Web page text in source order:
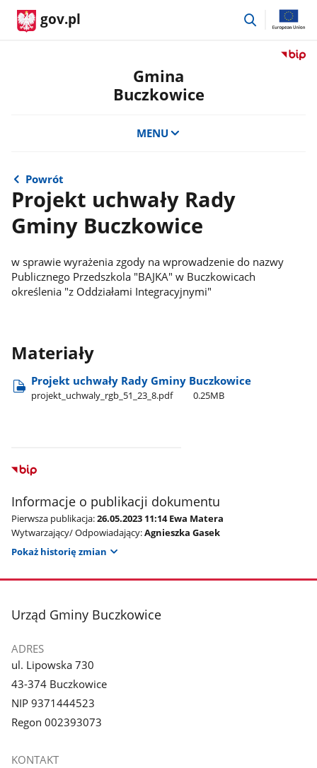
gov.pl
przejdź
Przejdź
Gmina
Buczkowice
MENU
Powrót
Projekt uchwały Rady
Gminy Buczkowice
w sprawie wyrażenia zgody na wprowadzenie do nazwy
Publicznego Przedszkola "BAJKA" w Buczkowicach
określenia "z Oddziałami Integracyjnymi"
Materiały
Projekt uchwały Rady Gminy Buczkowice
projekt​_uchwaly​_rgb​_51​_23​_8.pdf 0.25MB
Informacje o publikacji dokumentu
Pierwsza publikacja:26.05.2023 11:14 Ewa Matera
Wytwarzający/ Odpowiadający:Agnieszka Gasek
Pokaż historię zmian
stopka
Urząd Gminy Buczkowice
ADRES
ul. Lipowska 730
43-374 Buczkowice
NIP 9371444523
Regon 002393073
KONTAKT